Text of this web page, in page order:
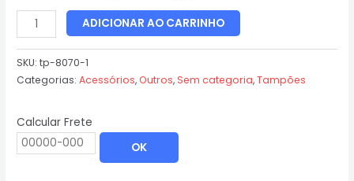
ADICIONAR AO CARRINHO
SKU:tp-8070-1
Categorias:Acessórios,Outros, Sem categoria,Tampões
Calcular Frete
OK